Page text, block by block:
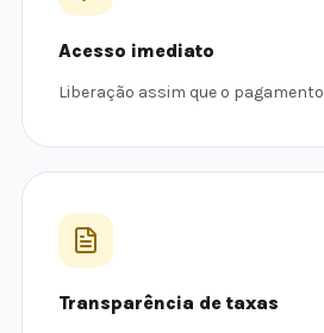
Acesso imediato
Liberação assim que o
Transparência de taxas